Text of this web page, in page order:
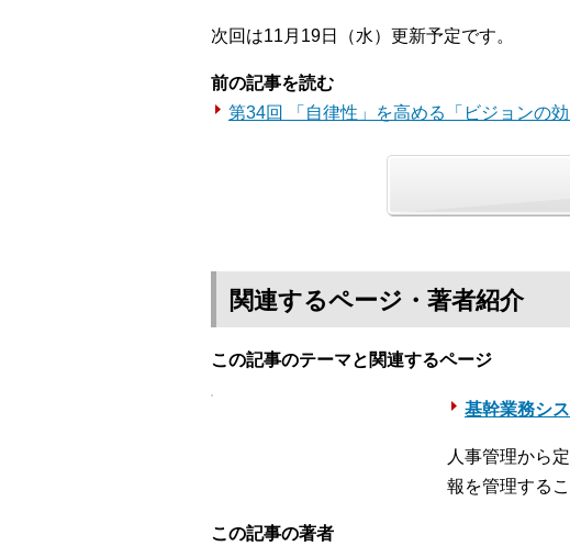
次回は11月19日（水）更新予定です。
前の記事を読む
第34回 「自律性」を高める「ビジョンの効
関連するページ・著者紹介
この記事のテーマと関連するページ
基幹業務シ
人事管理から
報を管理する
この記事の著者